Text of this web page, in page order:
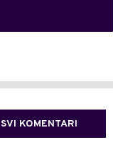
SVI KOMENTARI